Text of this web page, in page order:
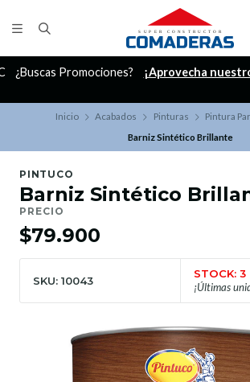
¿Buscas Promociones? ¡Aprovecha
Inicio Acabados Pinturas
Pintura
Barniz Sintético Brillante
PINTUCO
Barniz Sintético
PRECIO
$79.900
SKU: 10043
STOCK: 3
¡Últimas